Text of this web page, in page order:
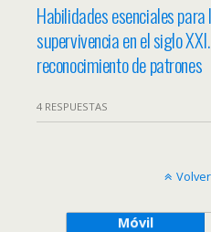
Habilidades esenciales para
supervivencia en el siglo
reconocimiento de patrones
4 RESPUESTAS
Móvil